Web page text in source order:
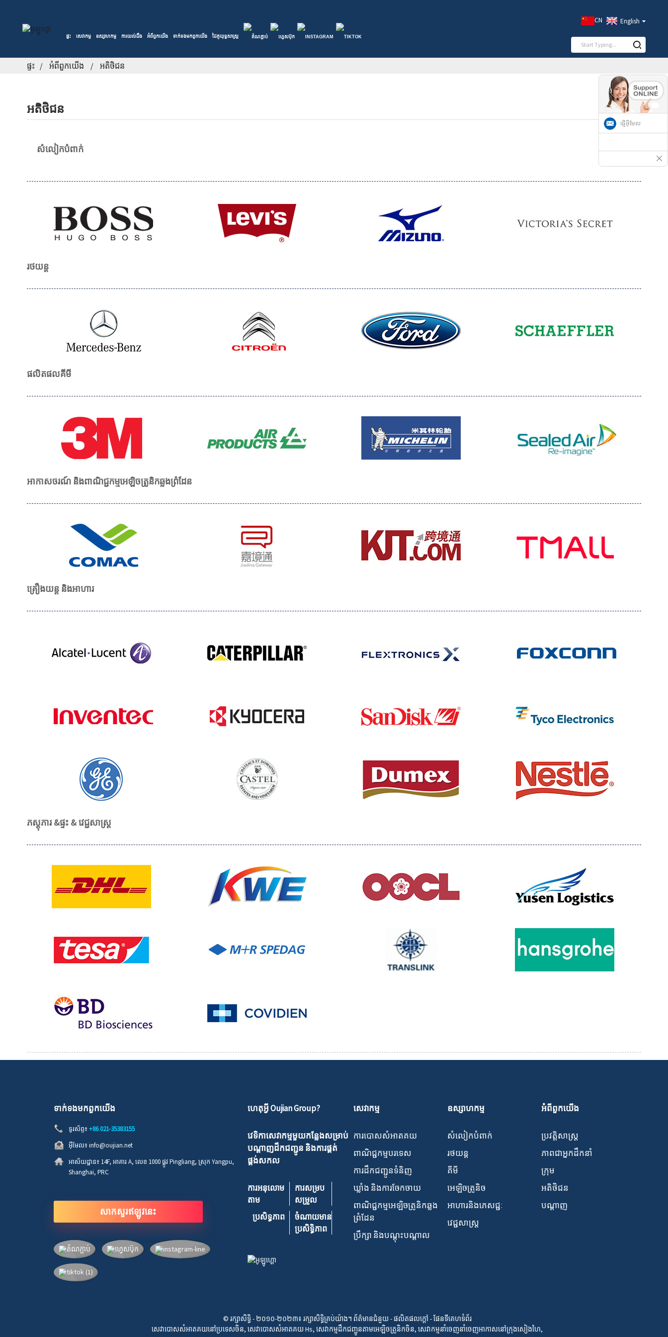
ផ្ទះ សេវាកម្ម ឧស្សាហកម្ម ការយល់ដឹង អំពី​ពួក​យើង ទាក់ទង​មក​ពួក​យើង ដៃគូយុទ្ធសាស្ត្រ
CN English
ផ្ទះ អំពី​ពួក​យើង អតិថិជន
អតិថិជន
សំលៀកបំពាក់
រថយន្ត
ផលិតផលគីមី
អាកាសចរណ៍ និងពាណិជ្ជកម្មអេឡិចត្រូនិកឆ្លងព្រំដែន
គ្រឿងយន្ត និងអាហារ
ភស្តុភារ &ផ្ទះ & វេជ្ជសាស្ត្រ
ទាក់ទង​មក​ពួក​យើង
ទូរស័ព្ទ៖ +86 021-35383155
អ៊ីមែល៖ info@oujian.net
អាស័យដ្ឋាន៖ 14F, អាគារ A, លេខ 1000 ផ្លូវ Pingliang, ស្រុក Yangpu,
Shanghai, PRC
សាកសួរឥឡូវនេះ
ហេតុអ្វី Oujian Group?
វេទិកាសេវាកម្មមួយកន្លែងសម្រាប់
បណ្តាញដឹកជញ្ជូន និងការផ្គត់
ផ្គង់សកល
ការអនុលោម
តាម
ការសម្រប
សម្រួល
ប្រសិទ្ធភាព
ចំណាយ​មាន​
ប្រសិទ្ធិ​ភាព
សេវាកម្ម
ការបោសសំអាតគយ
ពាណិជ្ជកម្មបរទេស
ការដឹកជញ្ជូនទំនិញ
ឃ្លាំង និងការចែកចាយ
ពាណិជ្ជកម្មអេឡិចត្រូនិកឆ្លង
ព្រំដែន
ប្រឹក្សា និងបណ្តុះបណ្តាល
ឧស្សាហកម្ម
សំលៀកបំពាក់
រថយន្ត
គីមី
អេឡិចត្រូនិច
អាហារ​និង​ភេសជ្ជៈ
វេជ្ជសាស្ត្រ
អំពី​ពួក​យើង
ប្រវត្តិសាស្ត្រ
ភាពជាអ្នកដឹកនាំ
ក្រុម
អតិថិជន
បណ្តាញ
© រក្សាសិទ្ធិ - ២០១០-២០២៣៖ រក្សាសិទ្ធិគ្រប់យ៉ាង។ ព័ត៌មានជំនួយ-ផលិតផលក្តៅ -ផែនទីគេហទំព័រ
សេវាបោសសំអាតគយនៅប្រទេសចិន,សេវាបោសសំអាតគយ Hs,សេវាកម្មដឹកជញ្ជូនតាមអេឡិចត្រូនិកចិន,សេវាកម្ម​នាំ​ចេញ​នាំ​ចេញ​អាកាស​នៅ​ក្រុង​សៀងហៃ,
ផ្ញើអ៊ីមែល